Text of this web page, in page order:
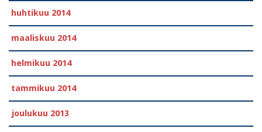
huhtikuu 2014
maaliskuu 2014
helmikuu 2014
tammikuu 2014
joulukuu 2013